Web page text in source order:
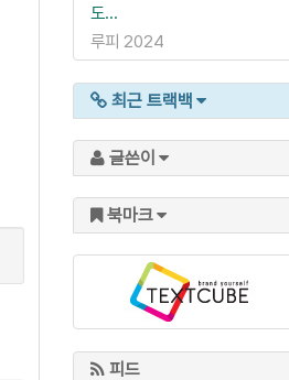
도...
루피 2024
최근 트랙백
글쓴이
북마크
피드